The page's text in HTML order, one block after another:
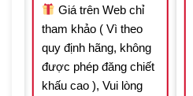
Giá trên Web chỉ
tham khảo ( Vì theo
quy định hãng, không
được phép đăng chiết
khấu cao ), Vui lòng